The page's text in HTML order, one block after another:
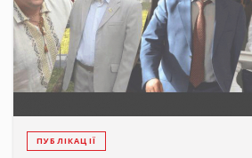
ПУБЛІКАЦІЇ